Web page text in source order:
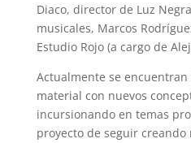
Diaco, director de Luz
musicales, Marcos
Estudio Rojo (a cargo de
Actualmente se
material con nuevos
incursionando en temas
proyecto de seguir